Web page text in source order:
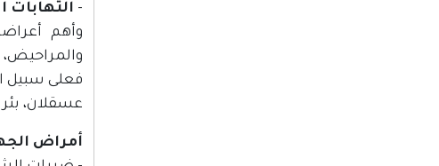
- التهابات
وأهم
والمراحيض،
عسقلان، بئر
أمراض